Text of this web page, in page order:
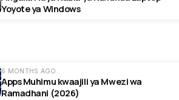
Yoyote ya Windows
6 MONTHS AGO
Apps Muhimu kwaajili ya Mwezi wa
Ramadhani (2026)